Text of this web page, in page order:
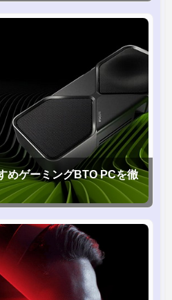
めゲーミングBTO PCを徹